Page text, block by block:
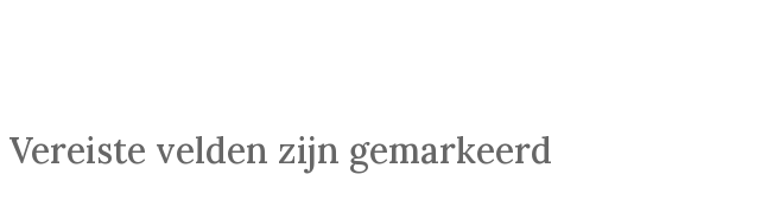
Vereiste velden zijn gemarkeerd